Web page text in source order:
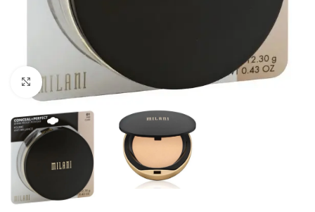
Click to enlarge